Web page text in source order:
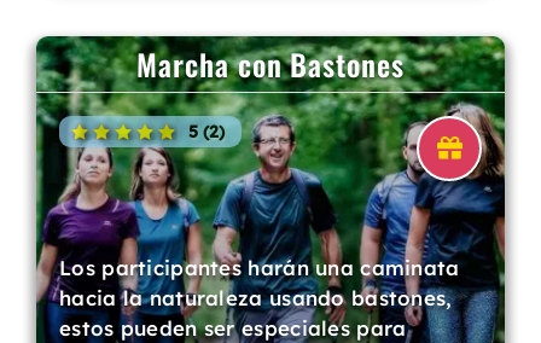
Marcha con Bastones
5 (2)
Los participantes harán una caminata
hacia la naturaleza usando bastones,
estos pueden ser especiales para